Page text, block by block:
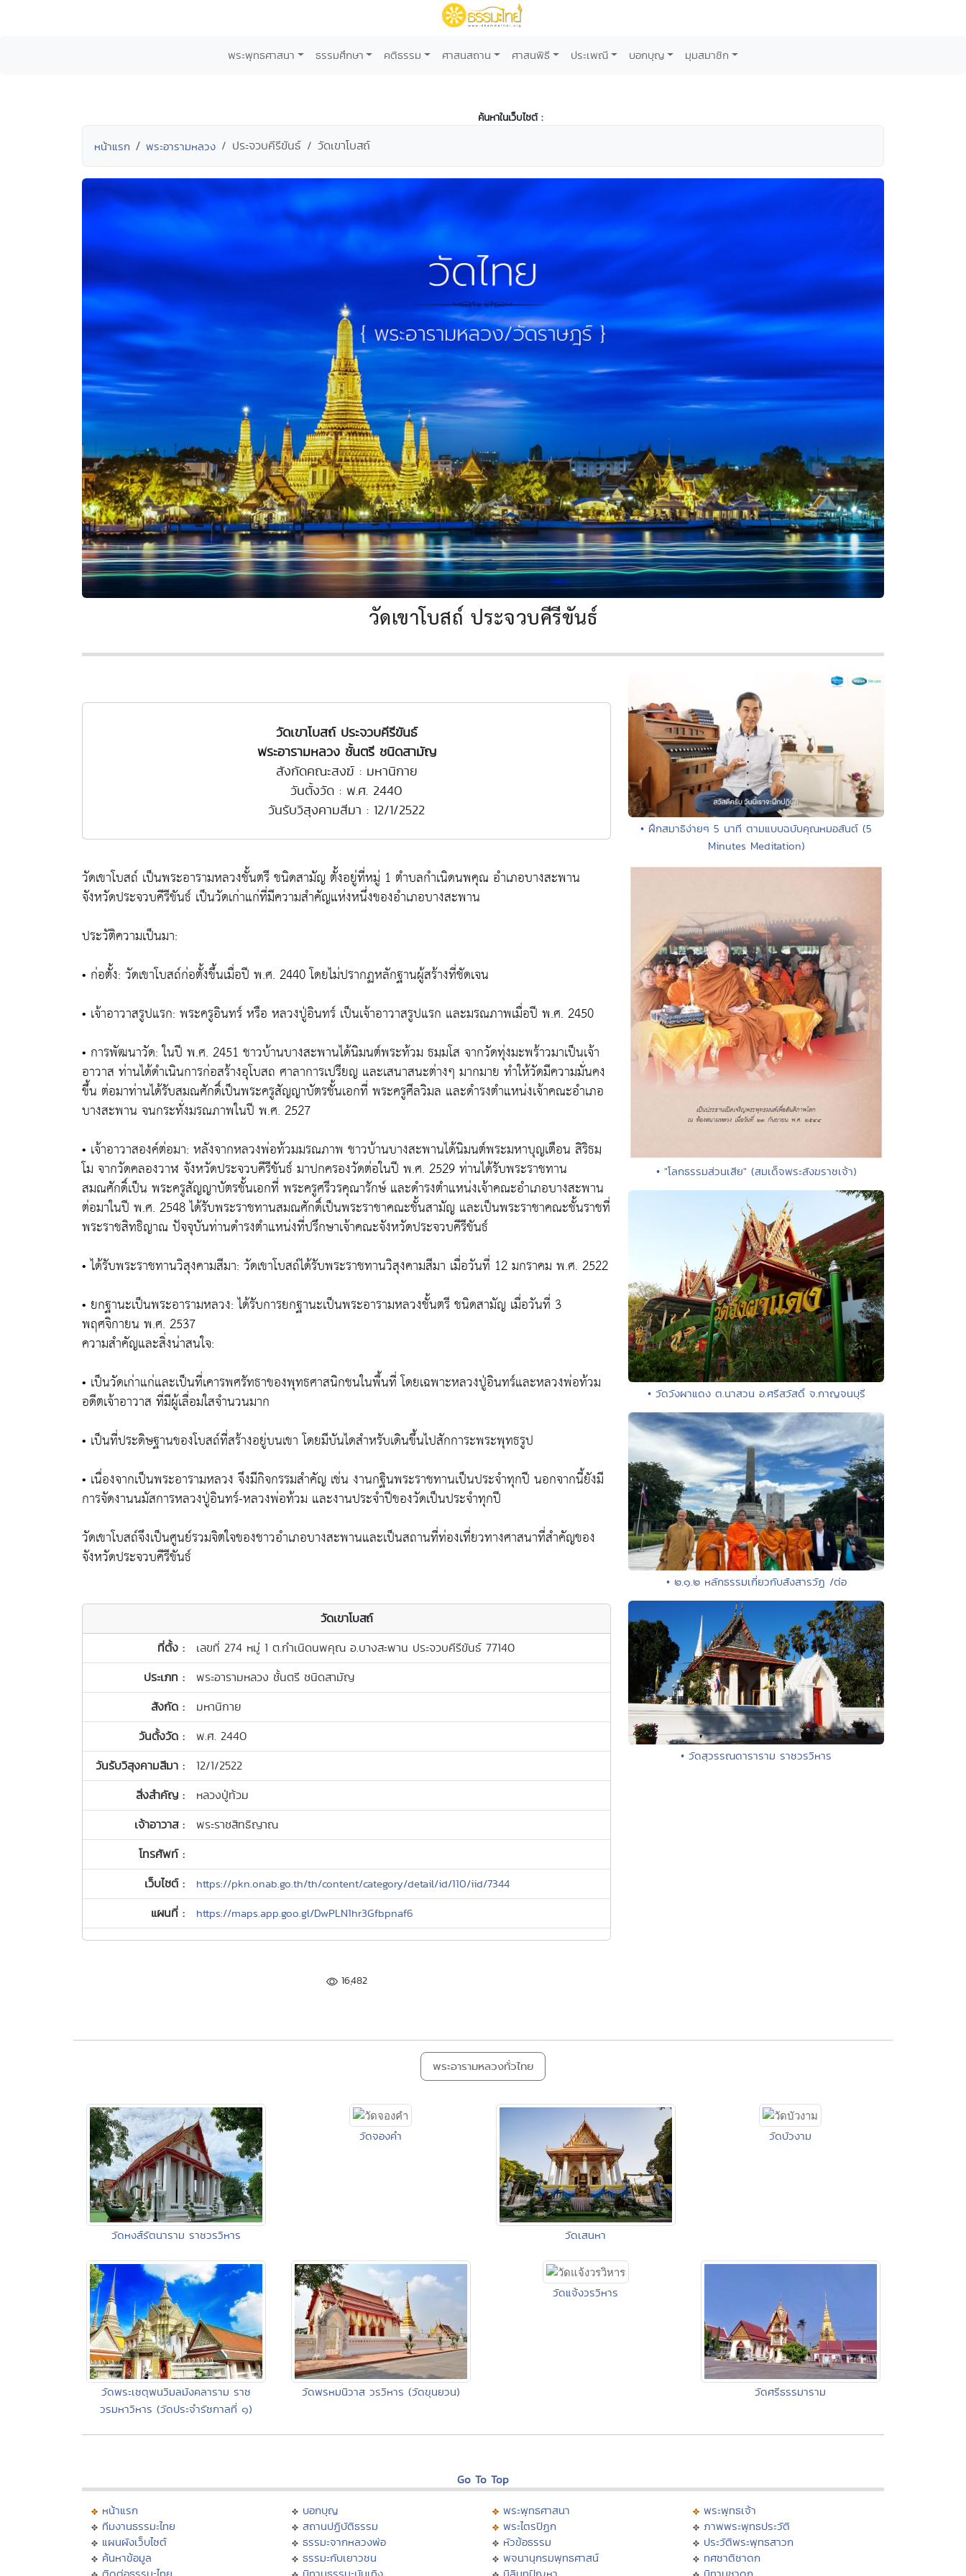
พระพุทธศาสนา ธรรมศึกษา คติธรรม ศาสนสถาน ศาสนพิธี ประเพณี บอกบุญ มุมสมาชิก
ค้นหาในเว็บไซต์ :
หน้าแรก พระอารามหลวง ประจวบคีรีขันธ์ วัดเขาโบสถ์
วัดเขาโบสถ์ ประจวบคีรีขันธ์
วัดเขาโบสถ์ ประจวบคีรีขันธ์
พระอารามหลวง ชั้นตรี ชนิดสามัญ
สังกัดคณะสงฆ์ : มหานิกาย
วันตั้งวัด : พ.ศ. 2440
วันรับวิสุงคามสีมา : 12/1/2522
วัดเขาโบสถ์ เป็นพระอารามหลวงชั้นตรี ชนิดสามัญ ตั้งอยู่ที่หมู่ 1 ตำบลกำเนิดนพคุณ อำเภอบางสะพาน
จังหวัดประจวบคีรีขันธ์ เป็นวัดเก่าแก่ที่มีความสำคัญแห่งหนึ่งของอำเภอบางสะพาน
ประวัติความเป็นมา:
• ก่อตั้ง: วัดเขาโบสถ์ก่อตั้งขึ้นเมื่อปี พ.ศ. 2440 โดยไม่ปรากฏหลักฐานผู้สร้างที่ชัดเจน
• เจ้าอาวาสรูปแรก: พระครูอินทร์ หรือ หลวงปู่อินทร์ เป็นเจ้าอาวาสรูปแรก และมรณภาพเมื่อปี พ.ศ. 2450
• การพัฒนาวัด: ในปี พ.ศ. 2451 ชาวบ้านบางสะพานได้นิมนต์พระท้วม ธมฺมโส จากวัดทุ่งมะพร้าวมาเป็นเจ้า
อาวาส ท่านได้ดำเนินการก่อสร้างอุโบสถ ศาลาการเปรียญ และเสนาสนะต่างๆ มากมาย ทำให้วัดมีความมั่นคง
ขึ้น ต่อมาท่านได้รับสมณศักดิ์เป็นพระครูสัญญาบัตรชั้นเอกที่ พระครูศีลวิมล และดำรงตำแหน่งเจ้าคณะอำเภอ
บางสะพาน จนกระทั่งมรณภาพในปี พ.ศ. 2527
• เจ้าอาวาสองค์ต่อมา: หลังจากหลวงพ่อท้วมมรณภาพ ชาวบ้านบางสะพานได้นิมนต์พระมหาบุญเตือน สิริธมฺ
โม จากวัดคลองวาฬ จังหวัดประจวบคีรีขันธ์ มาปกครองวัดต่อในปี พ.ศ. 2529 ท่านได้รับพระราชทาน
สมณศักดิ์เป็น พระครูสัญญาบัตรชั้นเอกที่ พระครูศรีวรคุณารักษ์ และดำรงตำแหน่งเจ้าคณะอำเภอบางสะพาน
ต่อมาในปี พ.ศ. 2548 ได้รับพระราชทานสมณศักดิ์เป็นพระราชาคณะชั้นสามัญ และเป็นพระราชาคณะชั้นราชที่
พระราชสิทธิญาณ ปัจจุบันท่านดำรงตำแหน่งที่ปรึกษาเจ้าคณะจังหวัดประจวบคีรีขันธ์
• ได้รับพระราชทานวิสุงคามสีมา: วัดเขาโบสถ์ได้รับพระราชทานวิสุงคามสีมา เมื่อวันที่ 12 มกราคม พ.ศ. 2522
• ยกฐานะเป็นพระอารามหลวง: ได้รับการยกฐานะเป็นพระอารามหลวงชั้นตรี ชนิดสามัญ เมื่อวันที่ 3
พฤศจิกายน พ.ศ. 2537
ความสำคัญและสิ่งน่าสนใจ:
• เป็นวัดเก่าแก่และเป็นที่เคารพศรัทธาของพุทธศาสนิกชนในพื้นที่ โดยเฉพาะหลวงปู่อินทร์และหลวงพ่อท้วม
อดีตเจ้าอาวาส ที่มีผู้เลื่อมใสจำนวนมาก
• เป็นที่ประดิษฐานของโบสถ์ที่สร้างอยู่บนเขา โดยมีบันไดสำหรับเดินขึ้นไปสักการะพระพุทธรูป
• เนื่องจากเป็นพระอารามหลวง จึงมีกิจกรรมสำคัญ เช่น งานกฐินพระราชทานเป็นประจำทุกปี นอกจากนี้ยังมี
การจัดงานนมัสการหลวงปู่อินทร์-หลวงพ่อท้วม และงานประจำปีของวัดเป็นประจำทุกปี
วัดเขาโบสถ์จึงเป็นศูนย์รวมจิตใจของชาวอำเภอบางสะพานและเป็นสถานที่ท่องเที่ยวทางศาสนาที่สำคัญของ
จังหวัดประจวบคีรีขันธ์
วัดเขาโบสถ์
ที่ตั้ง :
เลขที่ 274 หมู่ 1 ต.กำเนิดนพคุณ อ.บางสะพาน ประจวบคีรีขันธ์ 77140
ประเภท :
พระอารามหลวง ชั้นตรี ชนิดสามัญ
สังกัด :
มหานิกาย
วันตั้งวัด :
พ.ศ. 2440
วันรับวิสุงคามสีมา :
12/1/2522
สิ่งสำคัญ :
หลวงปู่ท้วม
เจ้าอาวาส :
พระราชสิทธิญาณ
โทรศัพท์ :
เว็บไซต์ :
https://pkn.onab.go.th/th/content/category/detail/id/110/iid/7344
แผนที่ : https://maps.app.goo.gl/DwPLN1hr3Gfbpnaf6
16,482
• ฝึกสมาธิง่ายๆ 5 นาที ตามแบบฉบับคุณหมอสันต์ (5
Minutes Meditation)
• "โลกธรรมส่วนเสีย" (สมเด็จพระสังฆราชเจ้า)
• วัดวังผาแดง ต.นาสวน อ.ศรีสวัสดิ์ จ.กาญจนบุรี
• ๒.๑.๒ หลักธรรมเกี่ยวกับสังสารวัฏ /ต่อ
• วัดสุวรรณดาราราม ราชวรวิหาร
พระอารามหลวงทั่วไทย
วัดหงส์รัตนาราม ราชวรวิหาร
วัดจองคำ
วัดเสนหา
วัดบัวงาม
วัดพระเชตุพนวิมลมังคลาราม ราช
วรมหาวิหาร (วัดประจำรัชกาลที่ ๑)
วัดพรหมนิวาส วรวิหาร (วัดขุนยวน)
วัดแจ้งวรวิหาร
วัดศรีธรรมาราม
Go To Top
หน้าแรก
ทีมงานธรรมะไทย
แผนผังเว็บไซต์
ค้นหาข้อมูล
บอกบุญ
สถานปฏิบัติธรรม
ธรรมะจากหลวงพ่อ
ธรรมะกับเยาวชน
พระพุทธศาสนา
พระไตรปิฏก
หัวข้อธรรม
พจนานุกรมพุทธศาสน์
พระพุทธเจ้า
ภาพพระพุทธประวัติ
ประวัติพระพุทธสาวก
ทศชาติชาดก